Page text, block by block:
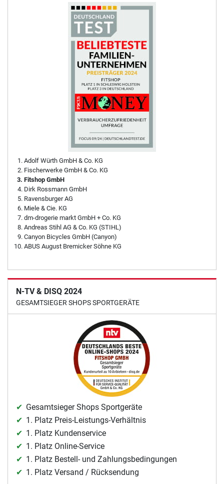
Adolf Würth GmbH & Co. KG
Fischerwerke GmbH & Co. KG
Fitshop GmbH
Dirk Rossmann GmbH
Ravensburger AG
Miele & Cie. KG
dm-drogerie markt GmbH + Co. KG
Andreas Stihl AG & Co. KG (STIHL)
Canyon Bicycles GmbH (Canyon)
ABUS August Bremicker Söhne KG
N-TV & DISQ 2024
GESAMTSIEGER SHOPS SPORTGERÄTE
Gesamtsieger Shops Sportgeräte
1. Platz Preis-Leistungs-Verhältnis
1. Platz Kundenservice
1. Platz Online-Service
1. Platz Bestell- und Zahlungsbedingungen
1. Platz Versand / Rücksendung